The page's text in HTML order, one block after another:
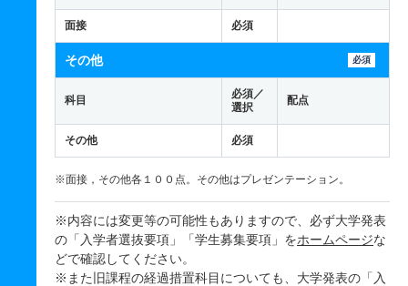
面接 必須
その他 必須
科目
必須／
選択
配点
その他 必須
※面接，その他各１００点。その他はプレゼンテーション。
※内容には変更等の可能性もありますので、必ず大学発表
の「入学者選抜要項」「学生募集要項」をホームページな
どで確認してください。
※また旧課程の経過措置科目についても、大学発表の「入